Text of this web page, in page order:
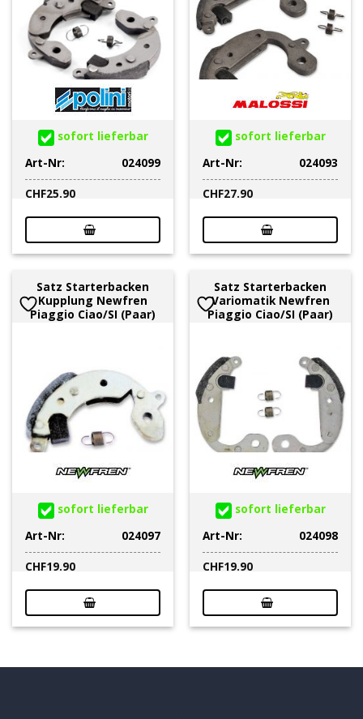
sofort lieferbar
Art-Nr:
024099
CHF25.90
sofort lieferbar
Art-Nr:
024093
CHF27.90
Satz Starterbacken
Kupplung Newfren
Piaggio Ciao/SI (Paar)
sofort lieferbar
Art-Nr:
024097
CHF19.90
Satz Starterbacken
Variomatik Newfren
Piaggio Ciao/SI (Paar)
sofort lieferbar
Art-Nr:
024098
CHF19.90